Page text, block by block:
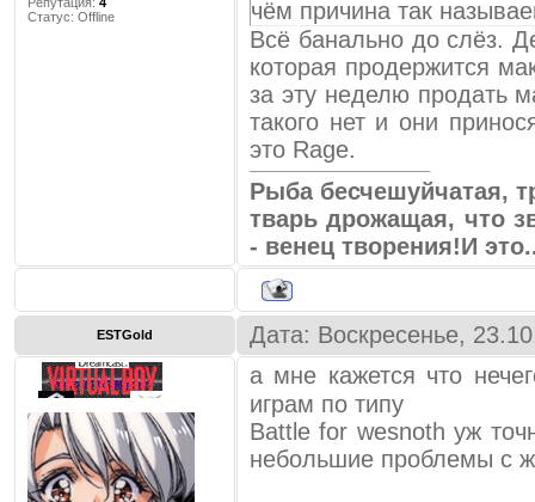
образ мышления
всерьез. Прогнозы
стоят с прогнозами для
начнет приносить
него всерьез», — заявил
Его мнение подтвердил
новость о его новой
создателя великих
здесь не видели уже очень
нет никаких проблем,
того, чтобы довести их до
пока не готовы это
PC-игроков. Просто это
зрения», — говорит Шейфер.
Грустно, конечно, но
Статус: Offline
чём причина так
Всё банально до слёз.
которая продержится
за эту неделю продать
такого нет и они
это Rage.
Рыба бесчешуйчатая,
тварь дрожащая, что
- венец творения!И
ESTGold Дата: Воскресенье,
а мне кажется что
играм по типу
Battle for wesnoth уж
небольшие проблемы с